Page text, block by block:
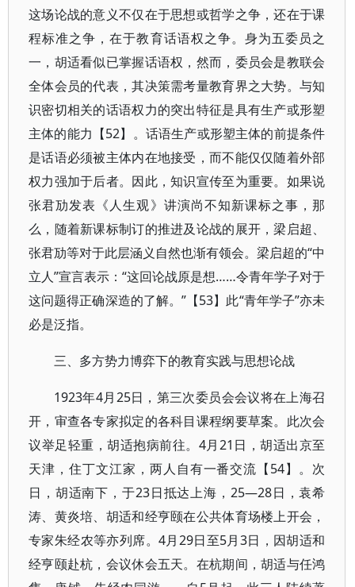
这场论战的意义不仅在于思想或哲学之争，还在于课
程标准之争，在于教育话语权之争。身为五委员之
一，胡适看似已掌握话语权，然而，委员会是教联会
全体会员的代表，其决策需考量教育界之大势。与知
识密切相关的话语权力的突出特征是具有生产或形塑
主体的能力【52】。话语生产或形塑主体的前提条件
是话语必须被主体内在地接受，而不能仅仅随着外部
权力强加于后者。因此，知识宣传至为重要。如果说
张君劢发表《人生观》讲演尚不知新课标之事，那
么，随着新课标制订的推进及论战的展开，梁启超、
张君劢等对于此层涵义自然也渐有领会。梁启超的“中
立人”宣言表示：“这回论战原是想……令青年学子对于
这问题得正确深造的了解。”【53】此“青年学子”亦未
必是泛指。
三、多方势力博弈下的教育实践与思想论战
1923年4月25日，第三次委员会会议将在上海召
开，审查各专家拟定的各科目课程纲要草案。此次会
议举足轻重，胡适抱病前往。4月21日，胡适出京至
天津，住丁文江家，两人自有一番交流【54】。次
日，胡适南下，于23日抵达上海，25—28日，袁希
涛、黄炎培、胡适和经亨颐在公共体育场楼上开会，
专家朱经农等亦列席。4月29日至5月3日，因胡适和
经亨颐赴杭，会议休会五天。在杭期间，胡适与任鸿